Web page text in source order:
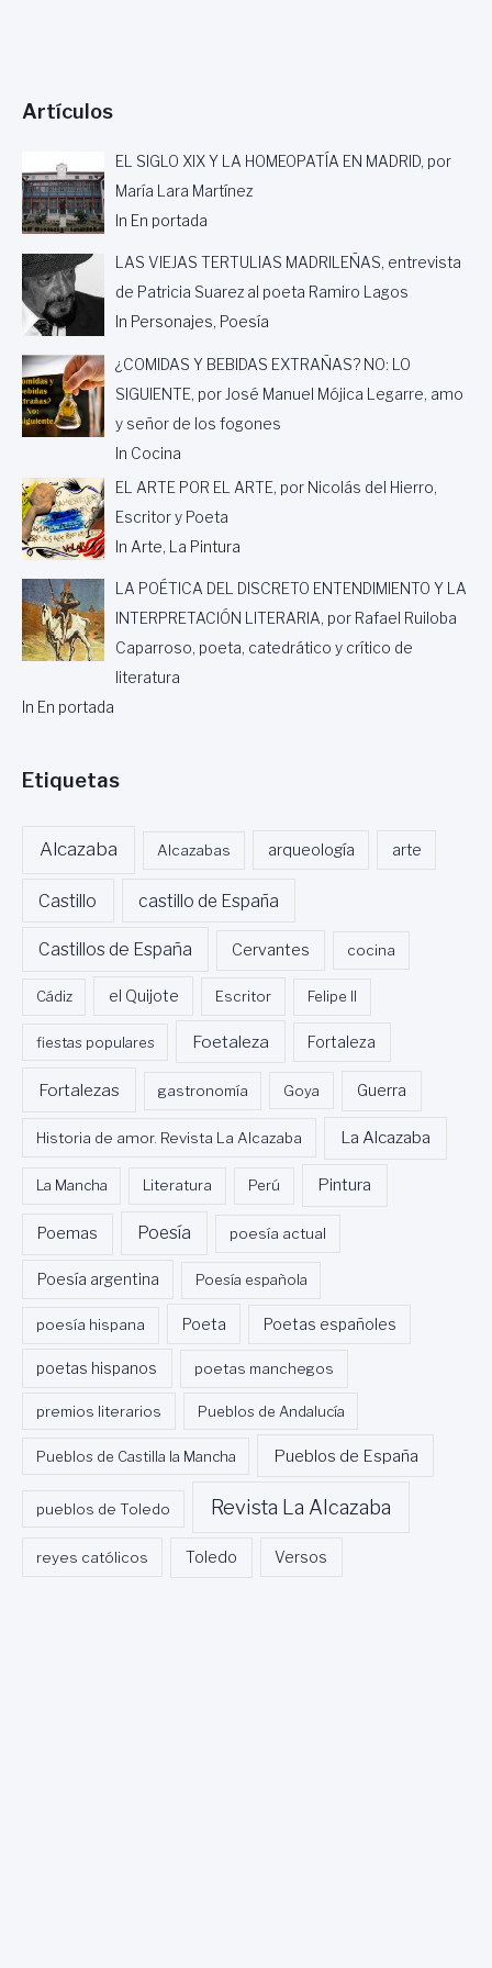
Artículos
EL SIGLO XIX Y LA HOMEOPATÍA EN MADRID, por
María Lara Martínez
In En portada
LAS VIEJAS TERTULIAS MADRILEÑAS, entrevista
de Patricia Suarez al poeta Ramiro Lagos
In Personajes, Poesía
¿COMIDAS Y BEBIDAS EXTRAÑAS? NO: LO
SIGUIENTE, por José Manuel Mójica Legarre, amo
y señor de los fogones
In Cocina
EL ARTE POR EL ARTE, por Nicolás del Hierro,
Escritor y Poeta
In Arte, La Pintura
LA POÉTICA DEL DISCRETO ENTENDIMIENTO Y LA
INTERPRETACIÓN LITERARIA, por Rafael Ruiloba
Caparroso, poeta, catedrático y crítico de
literatura
In En portada
Etiquetas
Alcazaba Alcazabas arqueología arte
Castillo castillo de España
Castillos de España Cervantes cocina
Cádiz el Quijote Escritor Felipe II
fiestas populares Foetaleza Fortaleza
Fortalezas gastronomía Goya Guerra
Historia de amor. Revista La Alcazaba La Alcazaba
La Mancha Literatura Perú Pintura
Poemas Poesía poesía actual
Poesía argentina Poesía española
poesía hispana Poeta Poetas españoles
poetas hispanos poetas manchegos
premios literarios Pueblos de Andalucía
Pueblos de Castilla la Mancha Pueblos de España
pueblos de Toledo Revista La Alcazaba
reyes católicos Toledo Versos